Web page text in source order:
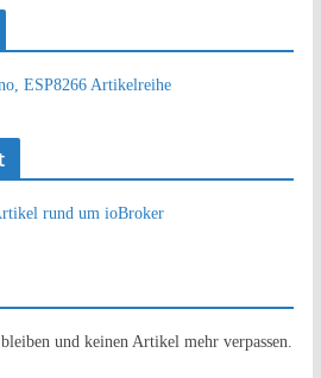
ESP8266 Artikelreihe
rund um ioBroker
und keinen Artikel mehr verpassen.